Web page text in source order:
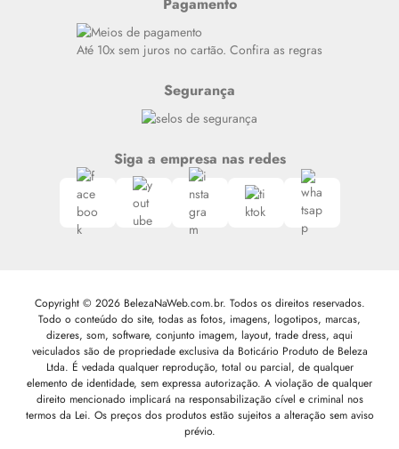
Siga nosso canal no Whatsapp
Até 10x sem juros no cartão. Confira as regras
Segurança
Siga a empresa nas redes
Copyright © 2026 BelezaNaWeb.com.br. Todos os direitos reservados.
Todo o conteúdo do site, todas as fotos, imagens, logotipos, marcas,
dizeres, som, software, conjunto imagem, layout, trade dress, aqui
veiculados são de propriedade exclusiva da Boticário Produto de Beleza
Ltda. É vedada qualquer reprodução, total ou parcial, de qualquer
elemento de identidade, sem expressa autorização. A violação de qualquer
direito mencionado implicará na responsabilização cível e criminal nos
termos da Lei. Os preços dos produtos estão sujeitos a alteração sem aviso
prévio.